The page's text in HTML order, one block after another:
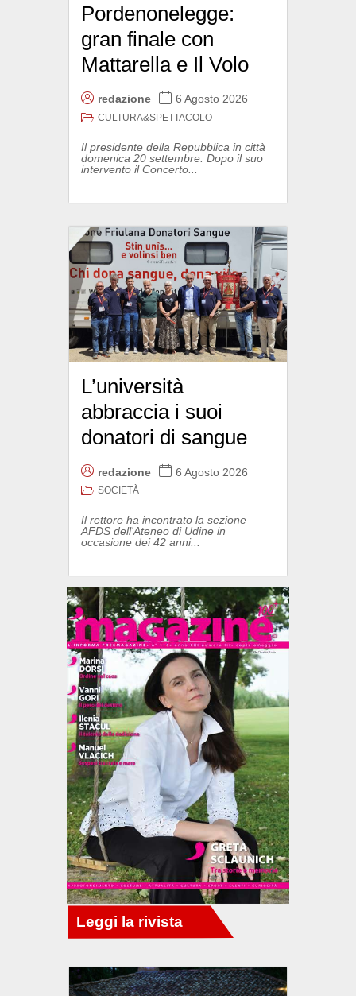
Pordenonelegge:
gran finale con
Mattarella e Il Volo
redazione 6 Agosto 2026
CULTURA&SPETTACOLO
Il presidente della Repubblica in città
domenica 20 settembre. Dopo il suo
intervento il Concerto...
L’università
abbraccia i suoi
donatori di sangue
redazione 6 Agosto 2026
SOCIETÀ
Il rettore ha incontrato la sezione
AFDS dell'Ateneo di Udine in
occasione dei 42 anni...